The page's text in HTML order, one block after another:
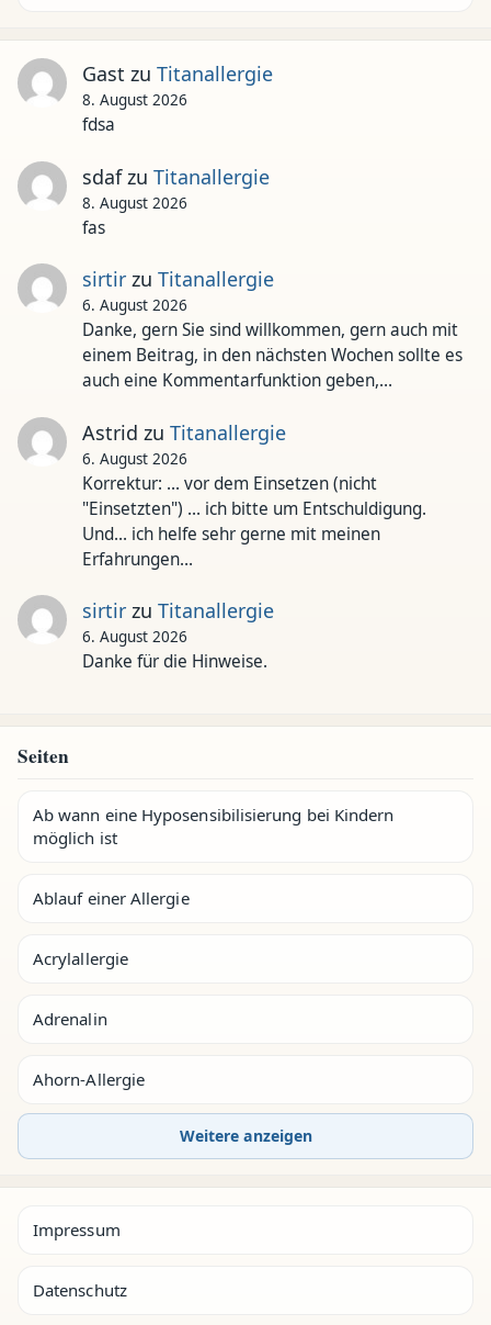
Gast zu Titanallergie
8. August 2026
fdsa
sdafzu Titanallergie
8. August 2026
fas
sirtirzu Titanallergie
6. August 2026
Danke, gern Sie sind willkommen, gern auch mit
einem Beitrag, in den nächsten Wochen sollte es
auch eine Kommentarfunktion geben,…
Astrid zu Titanallergie
6. August 2026
Korrektur: ... vor dem Einsetzen (nicht
"Einsetzten") ... ich bitte um Entschuldigung.
Und... ich helfe sehr gerne mit meinen
Erfahrungen…
sirtirzu Titanallergie
6. August 2026
Danke für die Hinweise.
Seiten
Ab wann eine Hyposensibilisierung bei Kindern
möglich ist
Ablauf einer Allergie
Acrylallergie
Adrenalin
Ahorn-Allergie
Weitere anzeigen
Impressum
Datenschutz